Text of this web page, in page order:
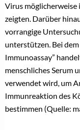
Virus möglicherweise
zeigten. Darüber
vorrangige
unterstützen. Bei
Immunoassay”
menschliches Serum
verwendet wird, um
Immunreaktion des
bestimmen (Quelle: